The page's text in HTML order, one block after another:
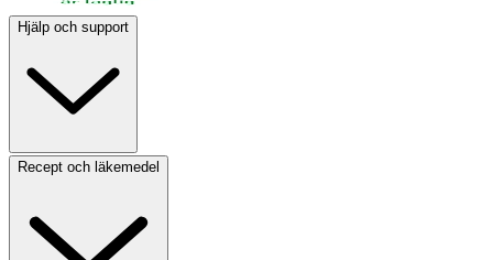
Hjälp och support
Recept och läkemedel